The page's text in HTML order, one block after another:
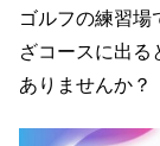
ゴルフの練習場
ざコースに出る
ありませんか？